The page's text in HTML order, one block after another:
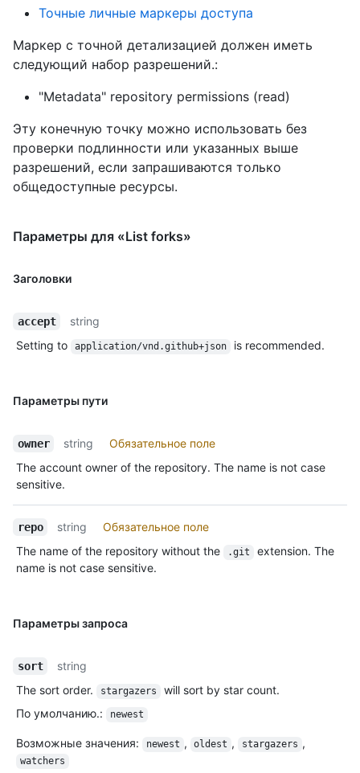
Точные личные маркеры доступа
Маркер с точной детализацией должен иметь
следующий набор разрешений.:
"Metadata" repository permissions (read)
Эту конечную точку можно использовать без
проверки подлинности или указанных выше
разрешений, если запрашиваются только
общедоступные ресурсы.
Параметры для «List forks»
Заголовки
accept
string
Setting to
application/vnd.github+json is recommended.
Параметры пути
owner string
Обязательное поле
The account owner of the repository. The name is not case
sensitive.
repo string
Обязательное поле
The name of the repository without the
.git
extension. The
name is not case sensitive.
Параметры запроса
sort
string
The sort order.
stargazers
will sort by star count.
По умолчанию.: newest
Возможные значения: newest , oldest , stargazers ,
watchers